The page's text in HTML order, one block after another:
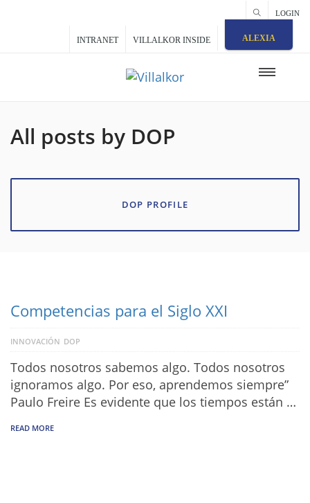
LOGIN
INTRANET VILLALKOR INSIDE ALEXIA
All posts by DOP
DOP PROFILE
Competencias para el Siglo XXI
INNOVACIÓN DOP
Todos nosotros sabemos algo. Todos nosotros
ignoramos algo. Por eso, aprendemos siempre”
Paulo Freire Es evidente que los tiempos están …
READ MORE